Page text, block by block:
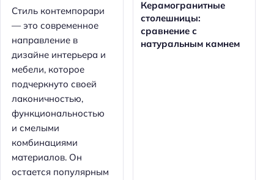
Стиль контемпорари
— это современное
направление в
дизайне интерьера и
мебели, которое
подчеркнуто своей
лаконичностью,
функциональностью
и смелыми
комбинациями
материалов. Он
остается популярным
Керамогранитные
столешницы:
сравнение с
натуральным камнем